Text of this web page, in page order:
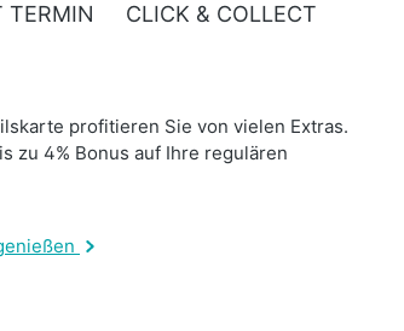
TERMIN CLICK & COLLECT
profitieren Sie von vielen Extras.
zu 4% Bonus auf Ihre regulären